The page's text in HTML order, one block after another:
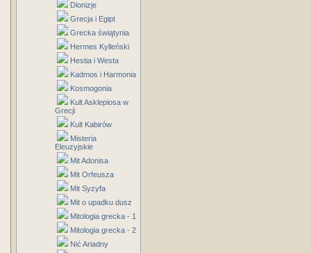
Dionizje
Grecja i Egipt
Grecka świątynia
Hermes Kylleński
Hestia i Westa
Kadmos i Harmonia
Kosmogonia
Kult Asklepiosa w
Grecji
Kult Kabirów
Misteria
Eleuzyjskie
Mit Adonisa
Mit Orfeusza
Mit Syzyfa
Mit o upadku dusz
Mitologia grecka - 1
Mitologia grecka - 2
Nić Ariadny